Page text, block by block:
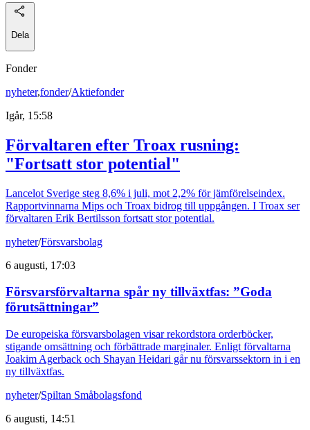
Dela
Fonder
nyheter,fonder/Aktiefonder
Igår, 15:58
Förvaltaren efter Troax rusning:
"Fortsatt stor potential"
Lancelot Sverige steg 8,6% i juli, mot 2,2% för jämförelseindex.
Rapportvinnarna Mips och Troax bidrog till uppgången. I Troax ser
förvaltaren Erik Bertilsson fortsatt stor potential.
nyheter/Försvarsbolag
6 augusti, 17:03
Försvarsförvaltarna spår ny tillväxtfas: ”Goda
förutsättningar”
De europeiska försvarsbolagen visar rekordstora orderböcker,
stigande omsättning och förbättrade marginaler. Enligt förvaltarna
Joakim Agerback och Shayan Heidari går nu försvarssektorn in i en
ny tillväxtfas.
nyheter/Spiltan Småbolagsfond
6 augusti, 14:51